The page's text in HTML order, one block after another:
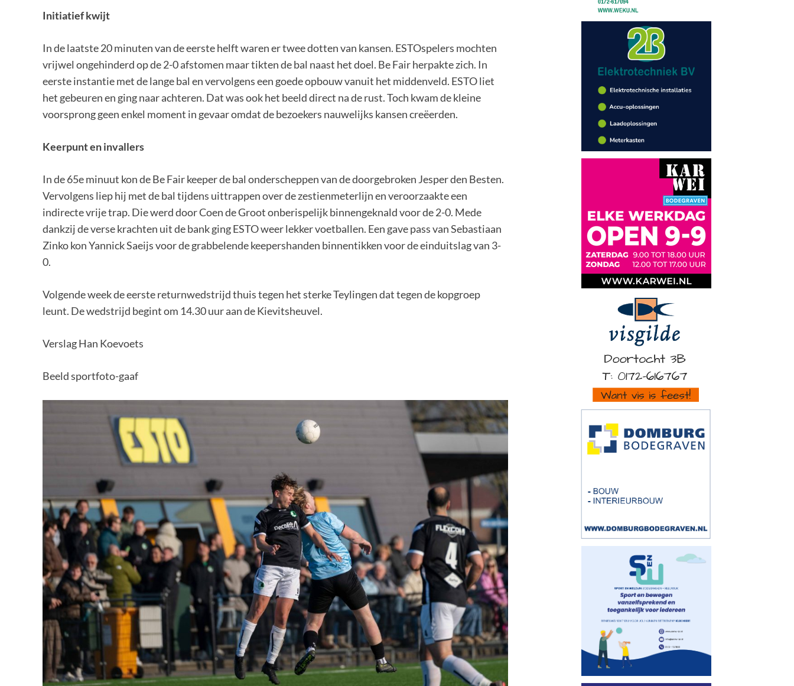
Initiatief kwijt
In de laatste 20 minuten van de eerste helft waren er twee dotten van kansen. ESTOspelers mochten
vrijwel ongehinderd op de 2-0 afstomen maar tikten de bal naast het doel. Be Fair herpakte zich. In
eerste instantie met de lange bal en vervolgens een goede opbouw vanuit het middenveld. ESTO liet
het gebeuren en ging naar achteren. Dat was ook het beeld direct na de rust. Toch kwam de kleine
voorsprong geen enkel moment in gevaar omdat de bezoekers nauwelijks kansen creëerden.
Keerpunt en invallers
In de 65e minuut kon de Be Fair keeper de bal onderscheppen van de doorgebroken Jesper den Besten.
Vervolgens liep hij met de bal tijdens uittrappen over de zestienmeterlijn en veroorzaakte een
indirecte vrije trap. Die werd door Coen de Groot onberispelijk binnengeknald voor de 2-0. Mede
dankzij de verse krachten uit de bank ging ESTO weer lekker voetballen. Een gave pass van Sebastiaan
Zinko kon Yannick Saeijs voor de grabbelende keepershanden binnentikken voor de einduitslag van 3-
0.
Volgende week de eerste returnwedstrijd thuis tegen het sterke Teylingen dat tegen de kopgroep
leunt. De wedstrijd begint om 14.30 uur aan de Kievitsheuvel.
Verslag Han Koevoets
Beeld sportfoto-gaaf